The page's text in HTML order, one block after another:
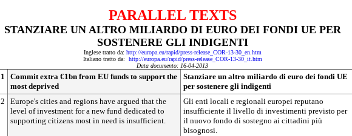
PARALLEL TEXTS
STANZIARE UN ALTRO MILIARDO DI EURO DEI FONDI UE PER
SOSTENERE GLI INDIGENTI
Inglese tratto da: http://europa.eu/rapid/press-release_COR-13-30_en.htm
Italiano tratto da: http://europa.eu/rapid/press-release_COR-13-30_it.htm
Data documento: 16-04-2013
1
Commit extra €1bn from EU funds to support the
most deprived
Stanziare un altro miliardo di euro dei fondi UE
per sostenere gli indigenti
2
Europe's cities and regions have argued that the
level of investment for a new fund dedicated to
supporting citizens most in need is insufficient.
Gli enti locali e regionali europei reputano
insufficiente il livello di investimenti previsto per
il nuovo fondo di sostegno ai cittadini più
bisognosi.